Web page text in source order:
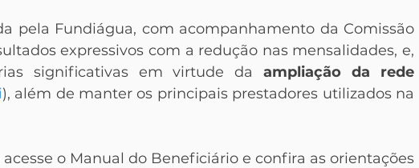
pela Fundiágua, com acompanhamento da Comissão
expressivos com a redução nas mensalidades, e,
significativas em virtude da ampliação da rede
), além de manter os principais prestadores utilizados na
o Manual do Beneficiário e confira as orientações